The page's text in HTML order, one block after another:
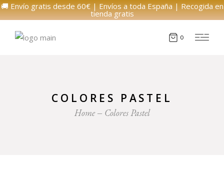
🚚 Envío gratis desde 60€ | Envíos a toda España | Recogida en
tienda gratis
0
COLORES PASTEL
Home Colores Pastel